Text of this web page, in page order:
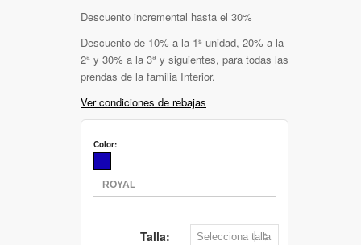
Descuento incremental hasta el 30%
Descuento de 10% a la 1ª unidad, 20% a la
2ª y 30% a la 3ª y siguientes, para todas las
prendas de la familia Interior.
Ver condiciones de rebajas
Color:
Talla: